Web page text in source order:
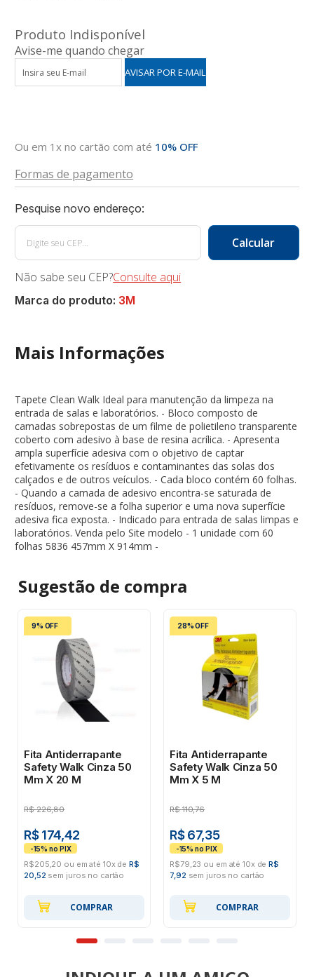
Produto Indisponível
Avise-me quando chegar
Ou em 1x no cartão com até 10% OFF
Formas de pagamento
Não sabe seu CEP?Consulte aqui
Marca do produto: 3M
Mais Informações
Tapete Clean Walk Ideal para manutenção da limpeza na
entrada de salas e laboratórios. - Bloco composto de
camadas sobrepostas de um filme de polietileno transparente
coberto com adesivo à base de resina acrílica. - Apresenta
ampla superfície adesiva com o objetivo de captar
efetivamente os resíduos e contaminantes das solas dos
calçados e de outros veículos. - Cada bloco contém 60 folhas.
- Quando a camada de adesivo encontra-se saturada de
resíduos, remove-se a folha superior e uma nova superfície
adesiva fica exposta. - Indicado para entrada de salas limpas e
laboratórios. Venda pelo Site modelo - 1 unidade com 60
folhas 5836 457mm X 914mm -
Sugestão de compra
9% OFF
Fita Antiderrapante
Safety Walk Cinza 50
Mm X 20 M
R$ 226,80
R$ 174,42
R$205,20 ou em até 10x deR$
20,52 sem juros no cartão
COMPRAR
28% OFF
Fita Antiderrapante
Safety Walk Cinza 50
Mm X 5 M
R$ 110,76
R$ 67,35
R$79,23 ou em até 10x deR$
7,92 sem juros no cartão
COMPRAR